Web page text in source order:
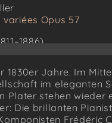
variées Opus 57
R11
et religieuses
1830er Jahre. Im
im eleganten
Plater stehen wieder
Die brillanten
Frédéric